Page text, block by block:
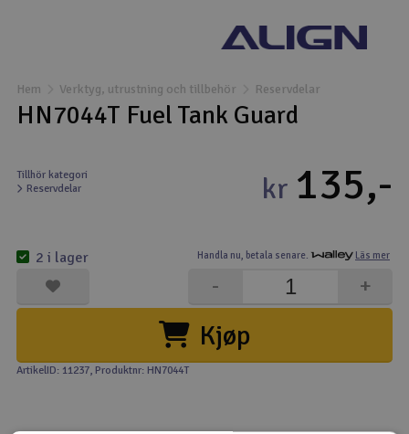
Drönare
Drönare för FPV
Flygplan
Kamerautrustning
Modellbygg- och byggsatser
Modelljärnväg
Hem Verktyg, utrustning och tillbehör Reservdelar
HN7044T Fuel Tank Guard
Tillhör kategori
Reservdelar
Handla nu, betala senare. Läs mer
kr 135,-
Kjøp
+
-
2 i lager
ArtikelID: 11237, Produktnr: HN7044T